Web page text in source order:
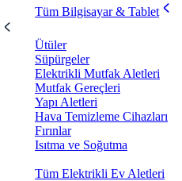
Tüm Bilgisayar & Tablet
Ütüler
Süpürgeler
Elektrikli Mutfak Aletleri
Mutfak Gereçleri
Yapı Aletleri
Hava Temizleme Cihazları
Fırınlar
Isıtma ve Soğutma
Tüm Elektrikli Ev Aletleri